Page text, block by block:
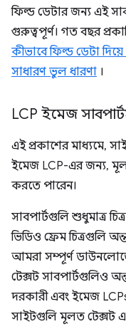
ফিল্ড ডেটার জন্য এই
গুরুত্বপূর্ণ। গত বছর
কীভাবে ফিল্ড ডেটা
সাধারণ ভুল ধারণা ।
LCP ইমেজ
এই প্রকাশের মাধ্যমে,
ইমেজ LCP-এর জন্য, মূল
করতে পারেন।
সাবপার্টগুলি শুধুমাত্র
ভিডিও ফ্রেম চিত্রগুলি
আমরা সম্পূর্ণ
টেক্সট সাবপার্টগুলিও
দরকারী এবং ইমেজ
সাইটগুলি মূলত টেক্সট